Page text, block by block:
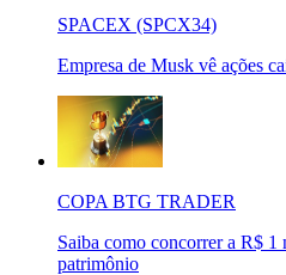
SPACEX (SPCX34)
Empresa de Musk vê ações
COPA BTG TRADER
Saiba como concorrer a R$
patrimônio